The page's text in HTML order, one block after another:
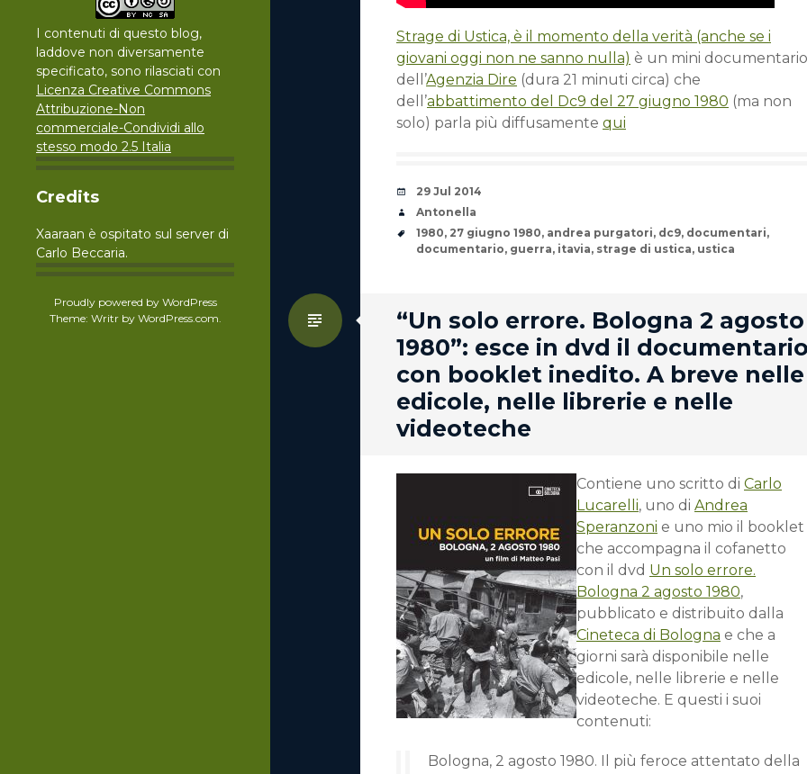
I contenuti di questo blog,
laddove non diversamente
specificato, sono rilasciati con
Licenza Creative Commons
Attribuzione-Non
commerciale-Condividi allo
stesso modo 2.5 Italia
Credits
Xaaraan è ospitato sul server di
Carlo Beccaria.
Proudly powered by WordPress
Theme: Writr by WordPress.com.
Strage di Ustica, è il momento della verità (anche se i
giovani oggi non ne sanno nulla) è un mini documentario
dell’Agenzia Dire (dura 21 minuti circa) che
dell’abbattimento del Dc9 del 27 giugno 1980 (ma non
solo) parla più diffusamente qui
Date
29 Jul 2014
Author
Antonella
Tags
1980, 27 giugno 1980, andrea purgatori, dc9, documentari,
documentario, guerra, itavia, strage di ustica, ustica
“Un solo errore. Bologna 2 agosto
1980”: esce in dvd il
con booklet inedito. A breve nelle
edicole, nelle librerie e nelle
videoteche
Standard
Contiene uno scritto di Carlo
Lucarelli, uno di Andrea
Speranzoni e uno mio il booklet
che accompagna il cofanetto
con il dvd Un solo errore.
Bologna 2 agosto 1980,
pubblicato e distribuito dalla
Cineteca di Bologna e che a
giorni sarà disponibile nelle
edicole, nelle librerie e nelle
videoteche. E questi i suoi
contenuti:
Bologna, 2 agosto 1980. Il più feroce attentato della